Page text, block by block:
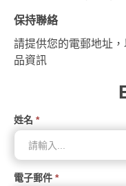
保持聯絡
請提供您的電郵地址
品資訊
姓名 *
電子郵件 *